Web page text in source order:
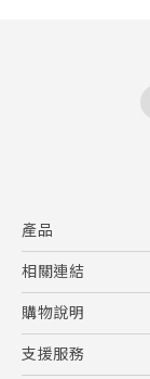
產品
5G
配件
相關連結
HTC Research
購物說明
購物須知
支援服務